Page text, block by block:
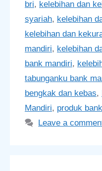
bri, kelebihan dan
syariah, kelebihan
kelebihan dan
mandiri, kelebihan
bank mandiri,
tabunganku bank
bengkak dan kebas,
Mandiri, produk
Leave a